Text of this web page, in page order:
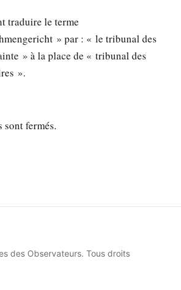
traduire le terme
» par : « le tribunal des
» à la place de « tribunal des
».
sont fermés.
des Observateurs. Tous droits